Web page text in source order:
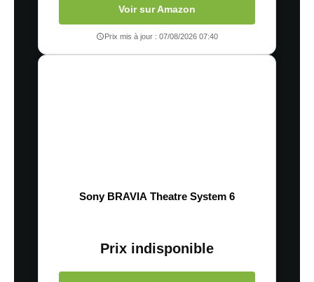
Voir sur Amazon
Prix mis à jour : 07/08/2026 07:40
Sony BRAVIA Theatre System 6
Prix indisponible